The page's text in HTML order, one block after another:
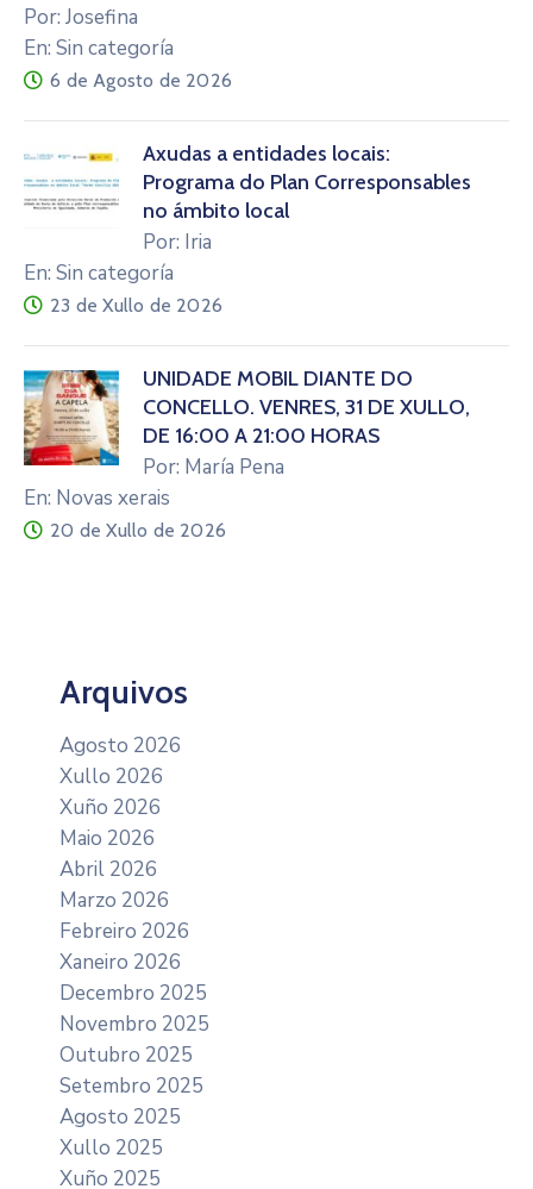
Por: Josefina
En: Sin categoría
6 de Agosto de 2026
Axudas a entidades locais:
Programa do Plan Corresponsables
no ámbito local
Por: Iria
En: Sin categoría
23 de Xullo de 2026
UNIDADE MÓBIL DIANTE DO
CONCELLO. VENRES, 31 DE XULLO,
DE 16:00 A 21:00 HORAS
Por: María Pena
En: Novas xerais
20 de Xullo de 2026
Arquivos
Agosto 2026
Xullo 2026
Xuño 2026
Maio 2026
Abril 2026
Marzo 2026
Febreiro 2026
Xaneiro 2026
Decembro 2025
Novembro 2025
Outubro 2025
Setembro 2025
Agosto 2025
Xullo 2025
Xuño 2025